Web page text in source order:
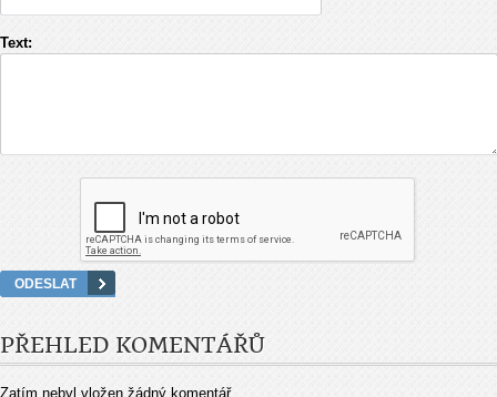
Text:
PŘEHLED KOMENTÁŘŮ
Zatím nebyl vložen žádný komentář